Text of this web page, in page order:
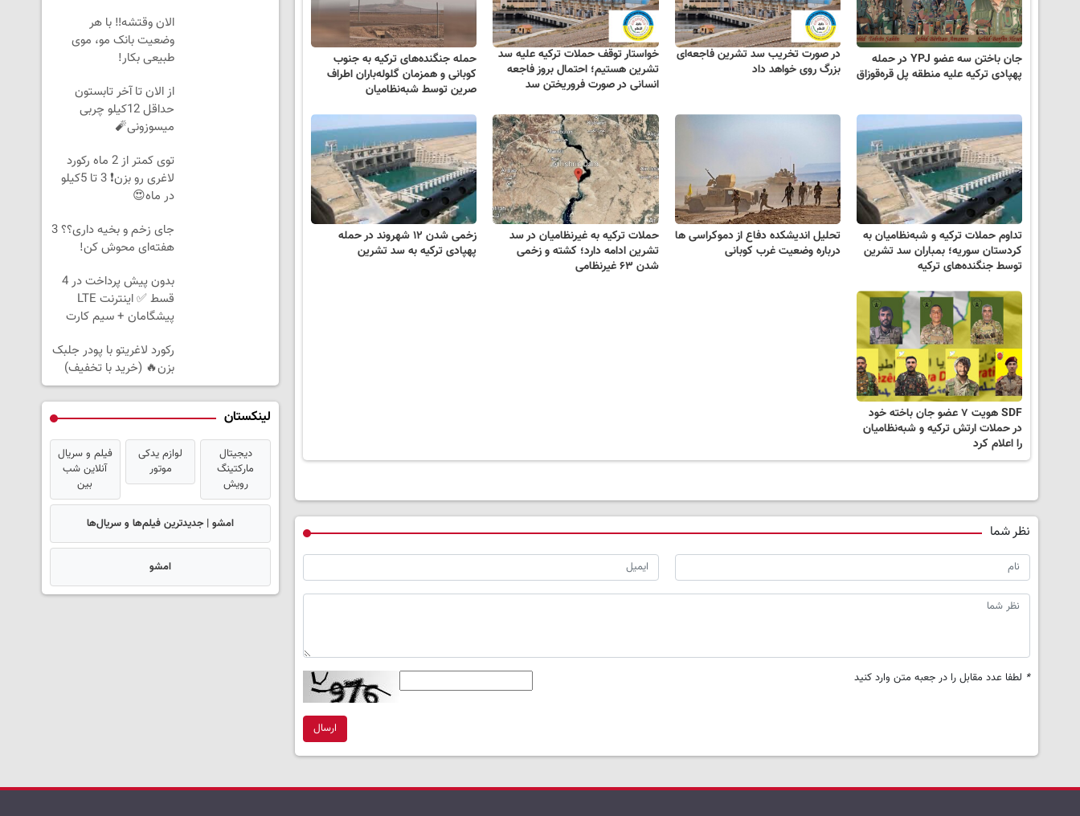
جان باختن سه عضو YPJ در حمله
پهپادی ترکیه علیه منطقه پل قره‌قوزاق
در صورت تخریب سد تشرین فاجعه‌ای
بزرگ روی خواهد داد
خواستار توقف حملات ترکیه علیه سد
تشرین هستیم؛ احتمال بروز فاجعه
انسانی در صورت فروریختن سد
حمله جنگنده‌های ترکیه به جنوب
کوبانی و همزمان گلوله‌باران اطراف
صرین توسط شبه‌نظامیان
تداوم حملات ترکیه و شبه‌نظامیان به
کردستان سوریه؛ بمباران سد تشرین
توسط جنگنده‌های ترکیه
تحلیل اندیشکده دفاع از دموکراسی ها
درباره وضعیت غرب کوبانی
حملات ترکیه به غیرنظامیان در سد
تشرین ادامه دارد؛ کشته و زخمی
شدن ۶۳ غیرنظامی
زخمی شدن ۱۲ شهروند در حمله
پهپادی ترکیه به سد تشرین
SDF هویت ۷ عضو جان باخته خود
در حملات ارتش ترکیه و شبه‌نظامیان
را اعلام کرد
نظر شما
* لطفا عدد مقابل را در جعبه متن وارد کنید
ارسال
الان وقتشه‼️ با هر
وضعیت بانک مو، موی
طبیعی بکار!
از الان تا آخر تابستون
حداقل 12کیلو چربی
میسوزونی🧨
توی کمتر از 2 ماه رکورد
لاغری رو بزن❗ 3 تا 5کیلو
در ماه😍
جای زخم و بخیه داری؟؟ 3
هفته‌ای محوش کن!
بدون پیش پرداخت در 4
قسط ✅ اینترنت LTE
پیشگامان + سیم کارت
رکورد لاغریتو با پودر جلبک
بزن🔥 (خرید با تخفیف)
لینکستان
دیجیتال
مارکتینگ
رویش
لوازم یدکی
موتور
فیلم و سریال
آنلاین شب
بین
امشو | جدیدترین فیلم‌ها و سریال‌ها
امشو